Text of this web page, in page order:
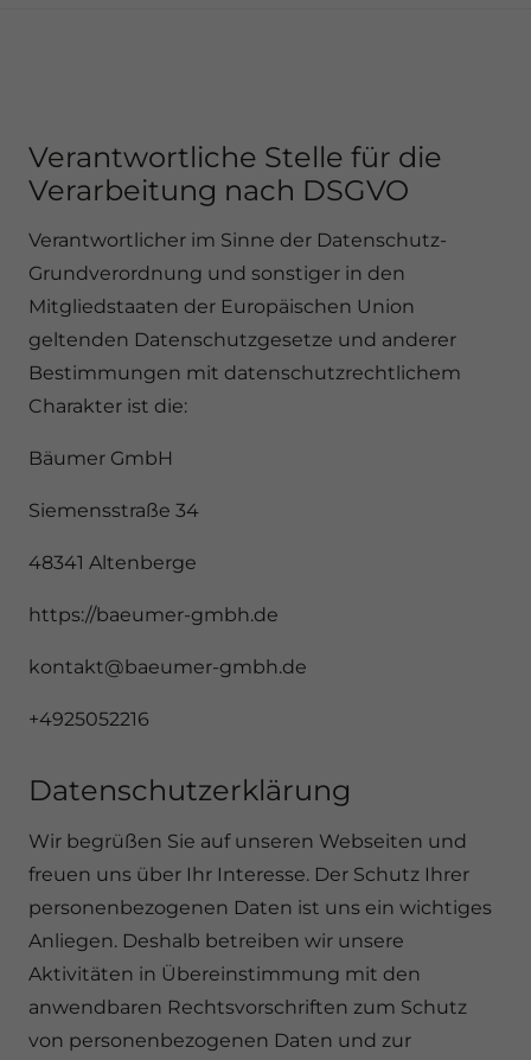
Verantwortliche Stelle für die
Verarbeitung nach DSGVO
Verantwortlicher im Sinne der Datenschutz-
Grundverordnung und sonstiger in den
Mitgliedstaaten der Europäischen Union
geltenden Datenschutzgesetze und anderer
Bestimmungen mit datenschutzrechtlichem
Charakter ist die:
Bäumer GmbH
Siemensstraße 34
48341 Altenberge
https://baeumer-gmbh.de
kontakt@baeumer-gmbh.de
+4925052216
Datenschutzerklärung
Wir begrüßen Sie auf unseren Webseiten und
freuen uns über Ihr Interesse. Der Schutz Ihrer
personenbezogenen Daten ist uns ein wichtiges
Anliegen. Deshalb betreiben wir unsere
Aktivitäten in Übereinstimmung mit den
anwendbaren Rechtsvorschriften zum Schutz
von personenbezogenen Daten und zur